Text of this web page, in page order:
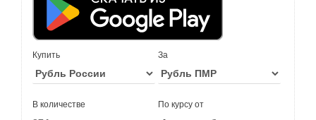
Купить За
В количестве По курсу от